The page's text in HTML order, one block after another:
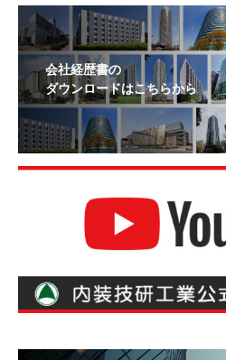
会社経歴書の
ダウンロードはこちらから